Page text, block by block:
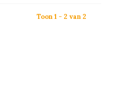
Toon 1 - 2 van 2